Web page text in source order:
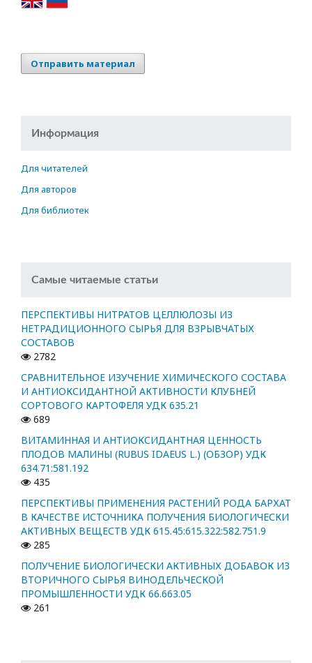
Отправить материал
Информация
Для читателей
Для авторов
Для библиотек
Самые читаемые статьи
ПЕРСПЕКТИВЫ НИТРАТОВ ЦЕЛЛЮЛОЗЫ ИЗ
НЕТРАДИЦИОННОГО СЫРЬЯ ДЛЯ ВЗРЫВЧАТЫХ
СОСТАВОВ
2782
СРАВНИТЕЛЬНОЕ ИЗУЧЕНИЕ ХИМИЧЕСКОГО СОСТАВА
И АНТИОКСИДАНТНОЙ АКТИВНОСТИ КЛУБНЕЙ
СОРТОВОГО КАРТОФЕЛЯ УДК 635.21
689
ВИТАМИННАЯ И АНТИОКСИДАНТНАЯ ЦЕННОСТЬ
ПЛОДОВ МАЛИНЫ (RUBUS IDAEUS L.) (ОБЗОР) УДК
634.71:581.192
435
ПЕРСПЕКТИВЫ ПРИМЕНЕНИЯ РАСТЕНИЙ РОДА БАРХАТ
В КАЧЕСТВЕ ИСТОЧНИКА ПОЛУЧЕНИЯ БИОЛОГИЧЕСКИ
АКТИВНЫХ ВЕЩЕСТВ УДК 615.45:615.322:582.751.9
285
ПОЛУЧЕНИЕ БИОЛОГИЧЕСКИ АКТИВНЫХ ДОБАВОК ИЗ
ВТОРИЧНОГО СЫРЬЯ ВИНОДЕЛЬЧЕСКОЙ
ПРОМЫШЛЕННОСТИ УДК 66.663.05
261